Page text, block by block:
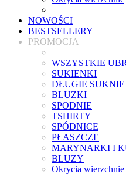
NOWOŚCI
BESTSELLERY
PROMOCJA
WSZYSTKIE
SUKIENKI
DŁUGIE SUKNIE
BLUZKI
SPODNIE
TSHIRTY
SPÓDNICE
PŁASZCZE
MARYNARKI I
BLUZY
Okrycia wierzchnie